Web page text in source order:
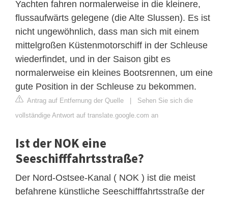
Yachten fahren normalerweise in die kleinere,
flussaufwärts gelegene (die Alte Slussen). Es ist
nicht ungewöhnlich, dass man sich mit einem
mittelgroßen Küstenmotorschiff in der Schleuse
wiederfindet, und in der Saison gibt es
normalerweise ein kleines Bootsrennen, um eine
gute Position in der Schleuse zu bekommen.
Antrag auf Entfernung der Quelle | Sehen Sie sich die
vollständige Antwort auf translate.google.com an
Ist der NOK eine
Seeschifffahrtsstraße?
Der Nord-Ostsee-Kanal ( NOK ) ist die meist
befahrene künstliche Seeschifffahrtsstraße der